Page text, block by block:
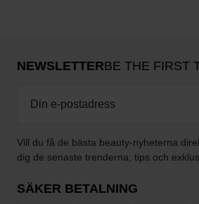
NEWSLETTERBE THE FIRST
Vill du få de bästa beauty-nyheterna
dig de senaste trenderna, tips och
SÄKER BETALNING